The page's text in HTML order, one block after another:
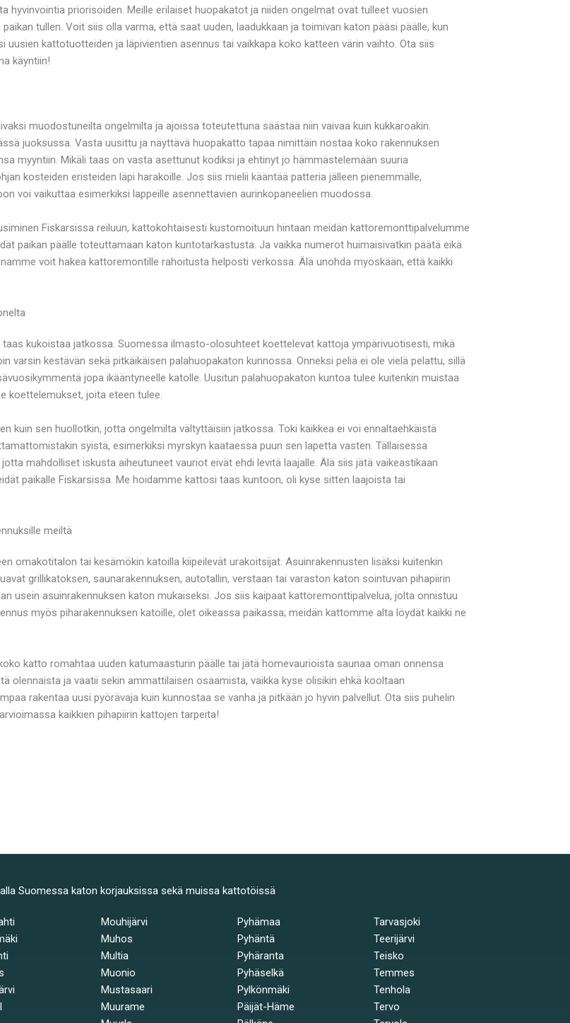
priorisoiden. Meille erilaiset huopakatot ja niiden ongelmat ovat tulleet vuosien
tullen. Voit siis olla varma, että saat uuden, laadukkaan ja toimivan katon pääsi päälle, kun
kattotuotteiden ja läpivientien asennus tai vaikkapa koko katteen värin vaihto. Ota siis
käyntiin!
muodostuneilta ongelmilta ja ajoissa toteutettuna säästää niin vaivaa kuin kukkaroakin.
juoksussa. Vasta uusittu ja näyttävä huopakatto tapaa nimittäin nostaa koko rakennuksen
myyntiin. Mikäli taas on vasta asettunut kodiksi ja ehtinyt jo hämmästelemään suuria
kosteiden eristeiden läpi harakoille. Jos siis mielii kääntää patteria jälleen pienemmälle,
voi vaikuttaa esimerkiksi lappeille asennettavien aurinkopaneelien muodossa.
Fiskarsissa reiluun, kattokohtaisesti kustomoituun hintaan meidän kattoremonttipalvelumme
paikan päälle toteuttamaan katon kuntotarkastusta. Ja vaikka numerot huimaisivatkin päätä eikä
voit hakea kattoremontille rahoitusta helposti verkossa. Älä unohda myöskään, että kaikki
kukoistaa jatkossa. Suomessa ilmasto-olosuhteet koettelevat kattoja ympärivuotisesti, mikä
varsin kestävän sekä pitkäikäisen palahuopakaton kunnossa. Onneksi peliä ei ole vielä pelattu, sillä
jopa ikääntyneelle katolle. Uusitun palahuopakaton kuntoa tulee kuitenkin muistaa
koettelemukset, joita eteen tulee.
kuin sen huollotkin, jotta ongelmilta vältyttäisiin jatkossa. Toki kaikkea ei voi ennaltaehkäistä
syistä, esimerkiksi myrskyn kaataessa puun sen lapetta vasten. Tällaisessa
mahdolliset iskusta aiheutuneet vauriot eivät ehdi levitä laajalle. Älä siis jätä vaikeastikaan
paikalle Fiskarsissa. Me hoidamme kattosi taas kuntoon, oli kyse sitten laajoista tai
meiltä
omakotitalon tai kesämökin katoilla kiipeilevät urakoitsijat. Asuinrakennusten lisäksi kuitenkin
grillikatoksen, saunarakennuksen, autotallin, verstaan tai varaston katon sointuvan pihapiirin
usein asuinrakennuksen katon mukaiseksi. Jos siis kaipaat kattoremonttipalvelua, jolta onnistuu
myös piharakennuksen katoille, olet oikeassa paikassa; meidän kattomme alta löydät kaikki ne
katto romahtaa uuden katumaasturin päälle tai jätä homevaurioista saunaa oman onnensa
olennaista ja vaatii sekin ammattilaisen osaamista, vaikka kyse olisikin ehkä kooltaan
rakentaa uusi pyörävaja kuin kunnostaa se vanha ja pitkään jo hyvin palvellut. Ota siis puhelin
kaikkien pihapiirin kattojen tarpeita!
Suomessa katon korjauksissa sekä muissa kattotöissä
Mouhijärvi
Muhos
Multia
Muonio
Mustasaari
Muurame
Pyhämaa
Pyhäntä
Pyhäranta
Pyhäselkä
Pylkönmäki
Päijät-Häme
Tarvasjoki
Teerijärvi
Teisko
Temmes
Tenhola
Tervo